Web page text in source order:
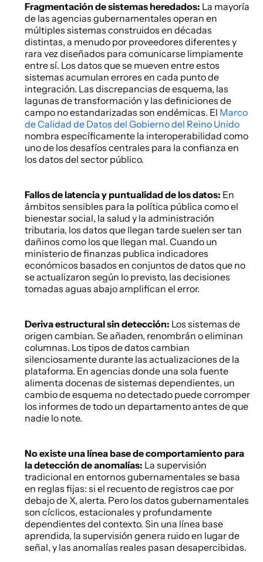
Fragmentación de sistemas heredados: La mayoría
de las agencias gubernamentales operan en
múltiples sistemas construidos en décadas
distintas, a menudo por proveedores diferentes y
rara vez diseñados para comunicarse limpiamente
entre sí. Los datos que se mueven entre estos
sistemas acumulan errores en cada punto de
integración. Las discrepancias de esquema, las
lagunas de transformación y las definiciones de
campo no estandarizadas son endémicas. El Marco
de Calidad de Datos del Gobierno del Reino Unido
nombra específicamente la interoperabilidad como
uno de los desafíos centrales para la confianza en
los datos del sector público.
Fallos de latencia y puntualidad de los datos: En
ámbitos sensibles para la política pública como el
bienestar social, la salud y la administración
tributaria, los datos que llegan tarde suelen ser tan
dañinos como los que llegan mal. Cuando un
ministerio de finanzas publica indicadores
económicos basados en conjuntos de datos que no
se actualizaron según lo previsto, las decisiones
tomadas aguas abajo amplifican el error.
Deriva estructural sin detección: Los sistemas de
origen cambian. Se añaden, renombrán o eliminan
columnas. Los tipos de datos cambian
silenciosamente durante las actualizaciones de la
plataforma. En agencias donde una sola fuente
alimenta docenas de sistemas dependientes, un
cambio de esquema no detectado puede corromper
los informes de todo un departamento antes de que
nadie lo note.
No existe una línea base de comportamiento para
la detección de anomalías: La supervisión
tradicional en entornos gubernamentales se basa
en reglas fijas: si el recuento de registros cae por
debajo de X, alerta. Pero los datos gubernamentales
son cíclicos, estacionales y profundamente
dependientes del contexto. Sin una línea base
aprendida, la supervisión genera ruido en lugar de
señal, y las anomalías reales pasan desapercibidas.